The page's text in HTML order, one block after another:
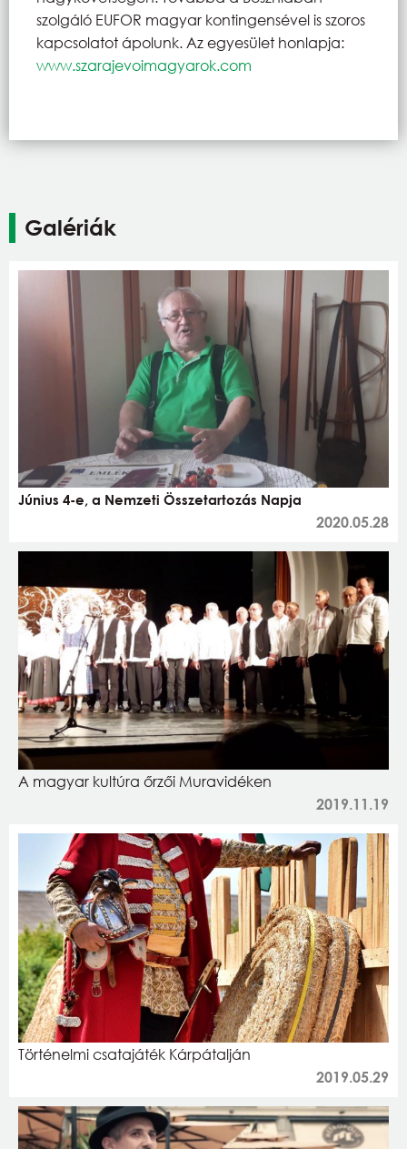
szolgáló EUFOR magyar kontingensével is szoros
kapcsolatot ápolunk. Az egyesület honlapja:
www.szarajevoimagyarok.com
Galériák
Június 4-e, a Nemzeti Összetartozás Napja
2020.05.28
A magyar kultúra őrzői Muravidéken
2019.11.19
Történelmi csatajáték Kárpátalján
2019.05.29